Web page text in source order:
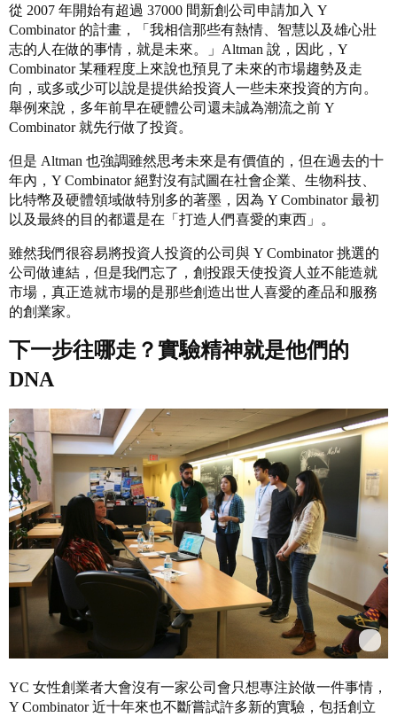
從 2007 年開始有超過 37000 間新創公司申請加入 Y
Combinator 的計畫，「我相信那些有熱情、智慧以及雄心壯
志的人在做的事情，就是未來。」Altman 說，因此，Y
Combinator 某種程度上來說也預見了未來的市場趨勢及走
向，或多或少可以說是提供給投資人一些未來投資的方向。
舉例來說，多年前早在硬體公司還未誠為潮流之前 Y
Combinator 就先行做了投資。
但是 Altman 也強調雖然思考未來是有價值的，但在過去的十
年內，Y Combinator 絕對沒有試圖在社會企業、生物科技、
比特幣及硬體領域做特別多的著墨，因為 Y Combinator 最初
以及最終的目的都還是在「打造人們喜愛的東西」。
雖然我們很容易將投資人投資的公司與 Y Combinator 挑選的
公司做連結，但是我們忘了，創投跟天使投資人並不能造就
市場，真正造就市場的是那些創造出世人喜愛的產品和服務
的創業家。
下一步往哪走？實驗精神就是他們的
DNA
YC 女性創業者大會沒有一家公司會只想專注於做一件事情，
Y Combinator 近十年來也不斷嘗試許多新的實驗，包括創立